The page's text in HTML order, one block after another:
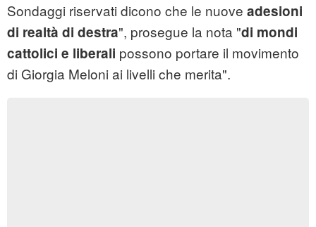
Sondaggi riservati dicono che le nuove adesioni
di realtà di destra", prosegue la nota "di mondi
cattolici e liberali possono portare il movimento
di Giorgia Meloni ai livelli che merita".